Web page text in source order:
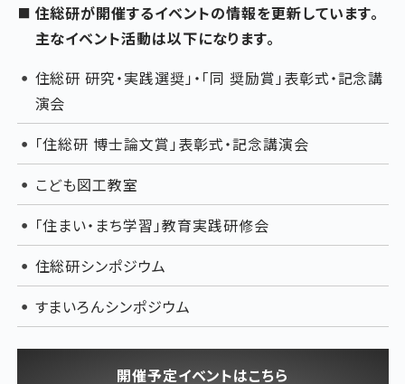
住総研が開催するイベントの情報を更新しています。
主なイベント活動は以下になります。
住総研 研究・実践選奨」・「同 奨励賞」表彰式・記念講
演会
「住総研 博士論文賞」表彰式・記念講演会
こども図工教室
「住まい・まち学習」教育実践研修会
住総研シンポジウム
すまいろんシンポジウム
開催予定イベントはこちら